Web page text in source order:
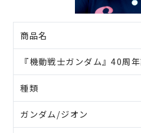
商品名
『機動戦士ガンダム』40周
種類
ガンダム/ジオン